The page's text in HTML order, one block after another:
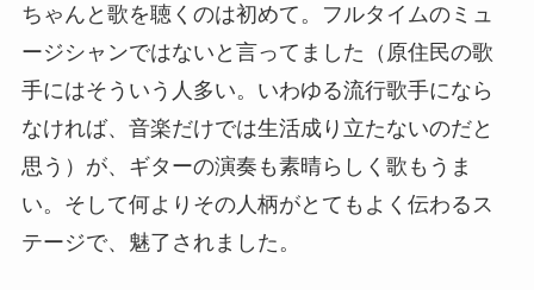
ちゃんと歌を聴くのは初めて。フルタイムのミュ
ージシャンではないと言ってました（原住民の歌
手にはそういう人多い。いわゆる流行歌手になら
なければ、音楽だけでは生活成り立たないのだと
思う）が、ギターの演奏も素晴らしく歌もうま
い。そして何よりその人柄がとてもよく伝わるス
テージで、魅了されました。